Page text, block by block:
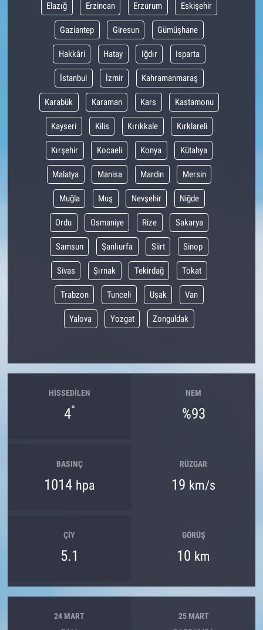
Elazığ Erzincan Erzurum Eskişehir
Gaziantep Giresun Gümüşhane
Hakkâri Hatay Iğdır Isparta
İstanbul İzmir Kahramanmaraş
Karabük Karaman Kars Kastamonu
Kayseri Kilis Kırıkkale Kırklareli
Kırşehir Kocaeli Konya Kütahya
Malatya Manisa Mardin Mersin
Muğla Muş Nevşehir Niğde
Ordu Osmaniye Rize Sakarya
Samsun Şanlıurfa Siirt Sinop
Sivas Şırnak Tekirdağ Tokat
Trabzon Tunceli Uşak Van
Yalova Yozgat Zonguldak
HISSEDILEN
4°
NEM
%93
BASINÇ
1014 hpa
RÜZGAR
19 km/s
ÇIY
5.1
GÖRÜŞ
10 km
24 MART 25 MART